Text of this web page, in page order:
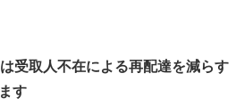
受取人不在による再配達を減らす
す